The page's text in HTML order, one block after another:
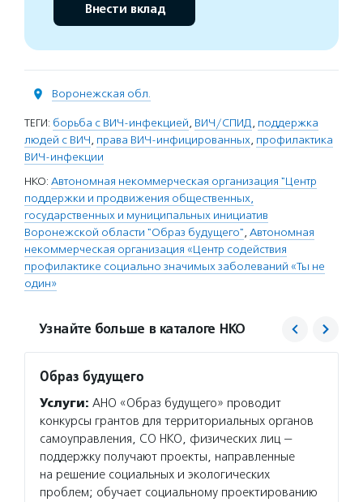
Внести вклад
Воронежская обл.
ТЕГИ: борьба с ВИЧ-инфекцией, ВИЧ/СПИД, поддержка
людей с ВИЧ, права ВИЧ-инфицированных, профилактика
ВИЧ-инфекции
НКО: Автономная некоммерческая организация "Центр
поддержки и продвижения общественных,
государственных и муниципальных инициатив
Воронежской области "Образ будущего", Автономная
некоммерческая организация «Центр содействия
профилактике социально значимых заболеваний «Ты не
один»
Узнайте больше в каталоге НКО
Образ будущего
Услуги: АНО «Образ будущего» проводит
конкурсы грантов для территориальных органов
самоуправления, СО НКО, физических лиц —
поддержку получают проекты, направленные
на решение социальных и экологических
проблем; обучает социальному проектированию